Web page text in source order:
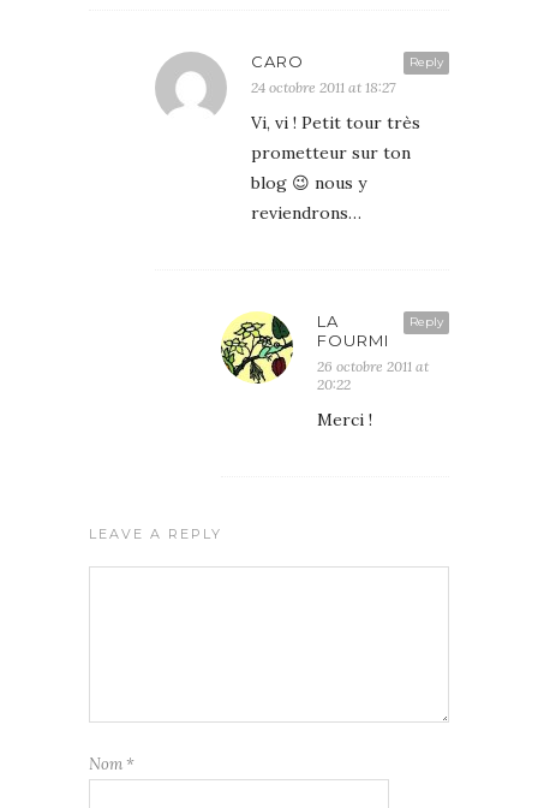
Reply
CARO
24 octobre 2011 at 18:27
Vi, vi ! Petit tour très
prometteur sur ton
blog 😉 nous y
reviendrons…
Reply
LA
FOURMI
26 octobre 2011 at
20:22
Merci !
LEAVE A REPLY
Nom *